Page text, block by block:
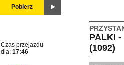
Pobierz
PALKI -
(1092)
Czas przejazdu
dla: 17:46